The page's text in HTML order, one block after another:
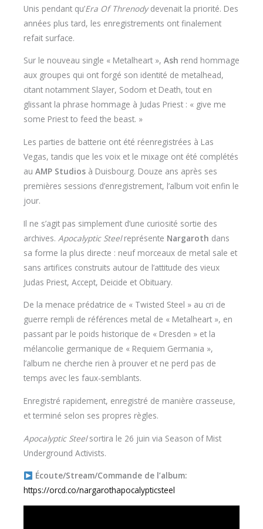
Unis pendant qu’Era Of Threnodydevenait la priorité. Des
années plus tard, les enregistrements ont finalement
refait surface.
Sur le nouveau single « Metalheart », Ash rend hommage
aux groupes qui ont forgé son identité de metalhead,
citant notamment Slayer, Sodom et Death, tout en
glissant la phrase hommage à Judas Priest : « give me
some Priest to feed the beast. »
Les parties de batterie ont été réenregistrées à Las
Vegas, tandis que les voix et le mixage ont été complétés
au AMP Studios à Duisbourg. Douze ans après ses
premières sessions d’enregistrement, l’album voit enfin le
jour.
Il ne s’agit pas simplement d’une curiosité sortie des
archives. Apocalyptic Steelreprésente Nargaroth dans
sa forme la plus directe : neuf morceaux de metal sale et
sans artifices construits autour de l’attitude des vieux
Judas Priest, Accept, Deicide et Obituary.
De la menace prédatrice de « Twisted Steel » au cri de
guerre rempli de références metal de « Metalheart », en
passant par le poids historique de « Dresden » et la
mélancolie germanique de « Requiem Germania »,
l’album ne cherche rien à prouver et ne perd pas de
temps avec les faux-semblants.
Enregistré rapidement, enregistré de manière crasseuse,
et terminé selon ses propres règles.
Apocalyptic Steelsortira le 26 juin via Season of Mist
Underground Activists.
Écoute/Stream/Commande de l’album:
https://orcd.co/nargarothapocalypticsteel